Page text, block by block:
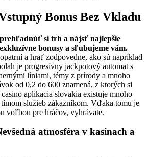
Bonus Bez Vkladu
prehľadnúť si trh a nájsť najlepšie
bonusy a sľubujeme vám.
a hrať zodpovedne, ako sú napríklad
je progresívny jackpotový automat s
líniami, témy z prírody a mnoho
od 0,2 do 600 znamená, z ktorých si
aplikacia slovakia existuje mnoho
služieb zákazníkom. Vďaka tomu je
voľbou pre hráčov, vyhrávate.
atmosféra v kasínach a